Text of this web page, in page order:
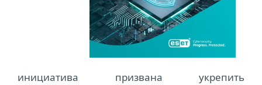
инициатива призвана укрепить